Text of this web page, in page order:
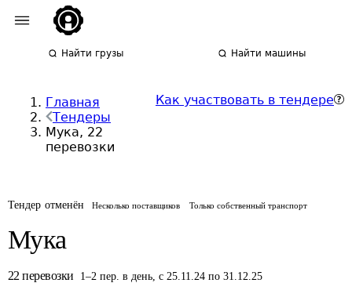
Найти грузы Найти машины
Главная
Тендеры
Мука, 22
перевозки
Как участвовать в тендере
Тендер отменён Несколько поставщиков Только собственный транспорт
Мука
22 перевозки 1–2 пер. в день, с 25.11.24 по 31.12.25